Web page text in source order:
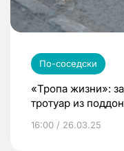
По-соседски
«Тропа жизни»:
тротуар из
16:00 / 26.03.25